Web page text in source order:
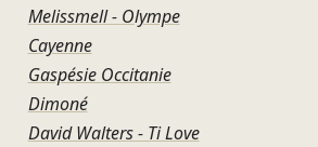
Melissmell - Olympe
Cayenne
Gaspésie Occitanie
Dimoné
David Walters - Ti Love